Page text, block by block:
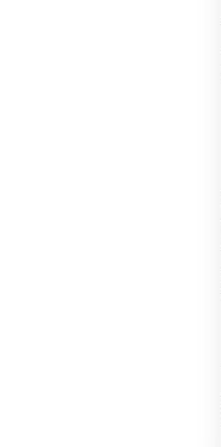
Осуществляя вход на этот
«ПиццаСушиВок -
Пользовательским
защите персональных
и порядке получения